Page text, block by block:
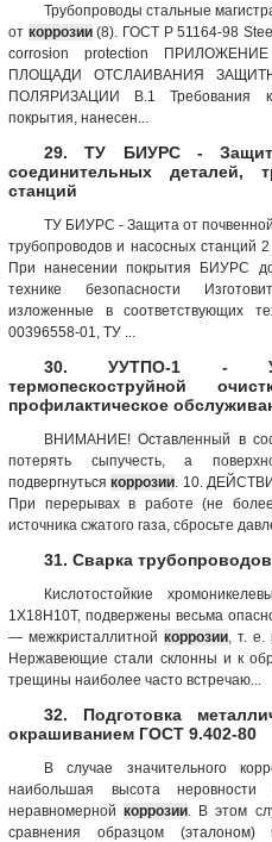
Трубопроводы стальные
от коррозии(8). ГОСТ Р 51164-98
corrosion protection
ПЛОЩАДИ ОТСЛАИВАНИЯ
ПОЛЯРИЗАЦИИ B.1 Требования
покрытия, нанесен...
29. ТУ БИУРС -
соединительных деталей,
станций
ТУ БИУРС - Защита от почвенной
трубопроводов и насосных
При нанесении покрытия БИУРС
технике безопасности
изложенные в соответствующих
00396558-01, ТУ ...
30. УУТПО-1 -
термопескоструйной
профилактическое
ВНИМАНИЕ! Оставленный в
потерять сыпучесть, а
подвергнутьсякоррозии . 10.
При перерывах в работе (не
источника сжатого газа, сбросьте
31. Сварка
Кислотостойкие
1Х18Н10Т, подвержены весьма
— межкристаллитной коррозии , т.
Нержавеющие стали склонны и к
трещины наиболее часто встречаю...
32. Подготовка
окрашиванием ГОСТ 9.402-80
В случае значительного
наибольшая высота
неравномернойкоррозии . В этом
сравнения образцом (эталоном)